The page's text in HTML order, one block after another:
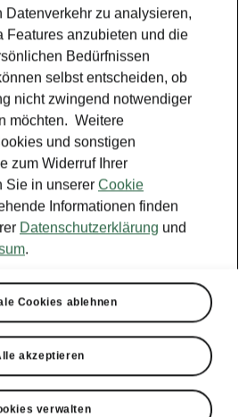
Datenverkehr zu analysieren,
Features anzubieten und die
Bedürfnissen
selbst entscheiden, ob
nicht zwingend notwendiger
möchten. Weitere
und sonstigen
zum Widerruf Ihrer
Sie in unserer Cookie
Informationen finden
Datenschutzerklärung und
.
Cookies ablehnen
akzeptieren
verwalten